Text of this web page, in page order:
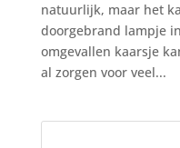
natuurlijk, maar het
doorgebrand lampje
omgevallen kaarsje
al zorgen voor veel...